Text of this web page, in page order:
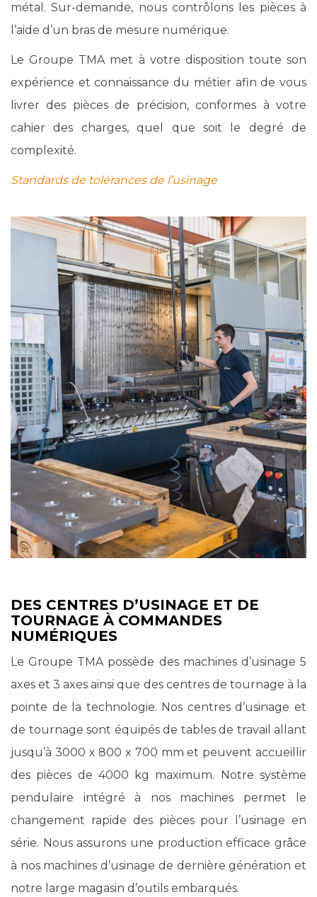
métal. Sur-demande, nous contrôlons les pièces à
l’aide d’un bras de mesure numérique.
Le Groupe TMA met à votre disposition toute son
expérience et connaissance du métier afin de vous
livrer des pièces de précision, conformes à votre
cahier des charges, quel que soit le degré de
complexité.
Standards de tolérances de l’usinage
DES CENTRES D’USINAGE ET DE
TOURNAGE À COMMANDES
NUMÉRIQUES
Le Groupe TMA possède des machines d’usinage 5
axes et 3 axes ainsi que des centres de tournage à la
pointe de la technologie. Nos centres d’usinage et
de tournage sont équipés de tables de travail allant
jusqu’à 3000 x 800 x 700 mm et peuvent accueillir
des pièces de 4000 kg maximum. Notre système
pendulaire intégré à nos machines permet le
changement rapide des pièces pour l’usinage en
série. Nous assurons une production efficace grâce
à nos machines d’usinage de dernière génération et
notre large magasin d’outils embarqués.